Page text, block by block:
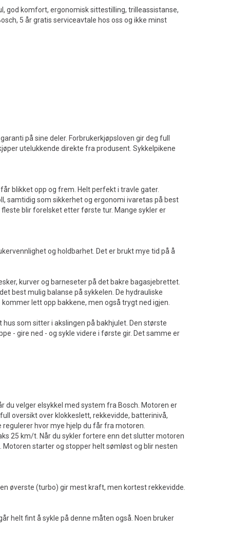
god komfort, ergonomisk sittestilling, trilleassistanse,
5 år gratis serviceavtale hos oss og ikke minst
på sine deler. Forbrukerkjøpsloven gir deg full
utelukkende direkte fra produsent. Sykkelpikene
blikket opp og frem. Helt perfekt i travle gater.
samtidig som sikkerhet og ergonomi ivaretas på best
blir forelsket etter første tur. Mange sykler er
og holdbarhet. Det er brukt mye tid på å
kurver og barneseter på det bakre bagasjebrettet.
best mulig balanse på sykkelen. De hydrauliske
lett opp bakkene, men også trygt ned igjen.
som sitter i akslingen på bakhjulet. Den største
- gire ned - og sykle videre i første gir. Det samme er
du velger elsykkel med system fra Bosch. Motoren er
oversikt over klokkeslett, rekkevidde, batterinivå,
regulerer hvor mye hjelp du får fra motoren.
25 km/t. Når du sykler fortere enn det slutter motoren
starter og stopper helt sømløst og blir nesten
øverste (turbo) gir mest kraft, men kortest rekkevidde.
helt fint å sykle på denne måten også. Noen bruker